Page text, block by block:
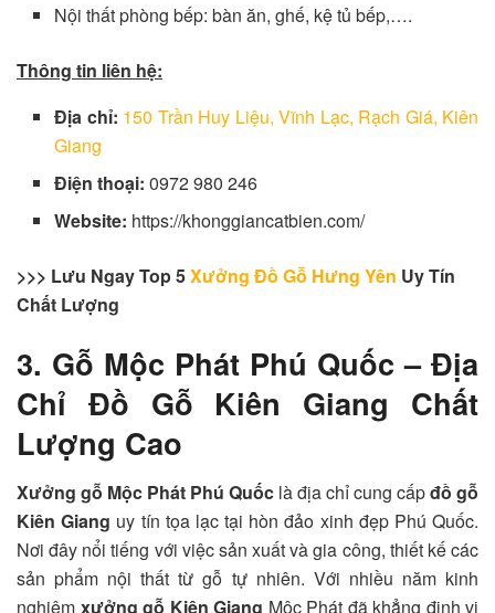
Nội thất phòng bếp: bàn ăn, ghế, kệ tủ bếp,….
Thông tin liên hệ:
Địa chỉ: 150 Trần Huy Liệu, Vĩnh Lạc, Rạch Giá, Kiên
Giang
Điện thoại:0972 980 246
Website: https://khonggiancatbien.com/
>>> Lưu Ngay Top 5Xưởng Đồ Gỗ Hưng Yên Uy Tín
Chất Lượng
3. Gỗ Mộc Phát Phú Quốc – Địa
Chỉ Đồ Gỗ Kiên Giang Chất
Lượng Cao
Xưởng gỗ Mộc Phát Phú Quốc là địa chỉ cung cấpđồ gỗ
Kiên Giang uy tín tọa lạc tại hòn đảo xinh đẹp Phú Quốc.
Nơi đây nổi tiếng với việc sản xuất và gia công, thiết kế các
sản phẩm nội thất từ gỗ tự nhiên. Với nhiều năm kinh
nghiệm xưởng gỗ Kiên Giang Mộc Phát đã khẳng định vị